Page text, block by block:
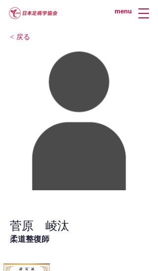
menu
< 戻る
菅原 崚汰
柔道整復師